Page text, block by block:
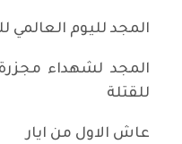
المجد لليوم العالمي
المجد لشهداء
للقتلة
عاش الاول من ايار